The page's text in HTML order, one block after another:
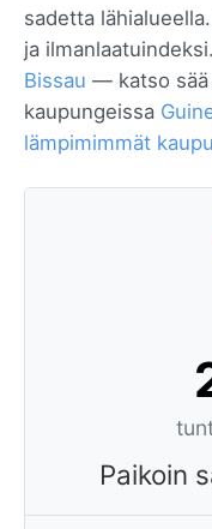
sadetta
ja
Bissau — katso sää
kaupungeissa
lämpimimmät
Paikoin